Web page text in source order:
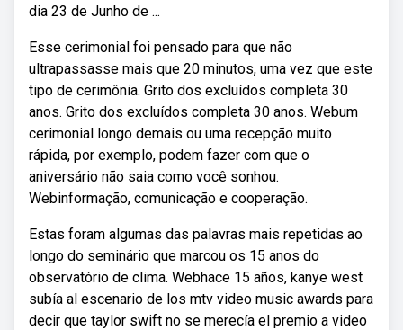
dia 23 de Junho de ...
Esse cerimonial foi pensado para que não
ultrapassasse mais que 20 minutos, uma vez que este
tipo de cerimônia. Grito dos excluídos completa 30
anos. Grito dos excluídos completa 30 anos. Webum
cerimonial longo demais ou uma recepção muito
rápida, por exemplo, podem fazer com que o
aniversário não saia como você sonhou.
Webinformação, comunicação e cooperação.
Estas foram algumas das palavras mais repetidas ao
longo do seminário que marcou os 15 anos do
observatório de clima. Webhace 15 años, kanye west
subía al escenario de los mtv video music awards para
decir que taylor swift no se merecía el premio a video